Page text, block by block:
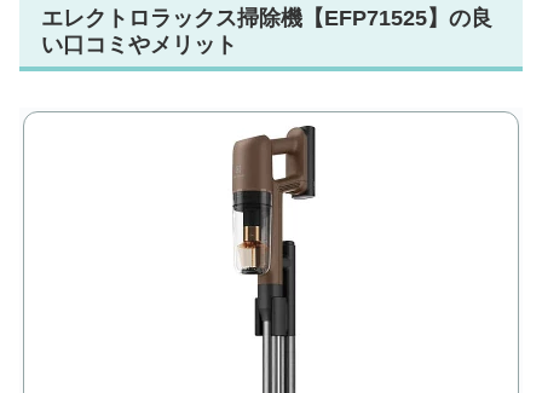
エレクトロラックス掃除機【EFP71525】の良
い口コミやメリット